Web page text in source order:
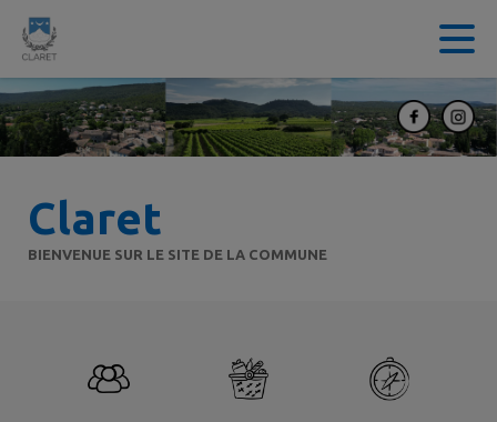
Contenu
Claret
BIENVENUE SUR LE SITE DE LA COMMUNE